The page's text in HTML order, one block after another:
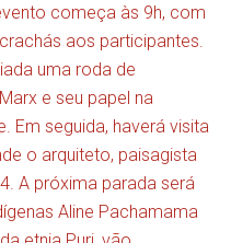
começa às 9h, com
aos participantes.
uma roda de
e seu papel na
Em seguida, haverá visita
o arquiteto, paisagista
A próxima parada será
Aline Pachamama